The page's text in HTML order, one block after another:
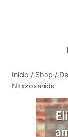
Inicio / Shop /
Nitazoxanida